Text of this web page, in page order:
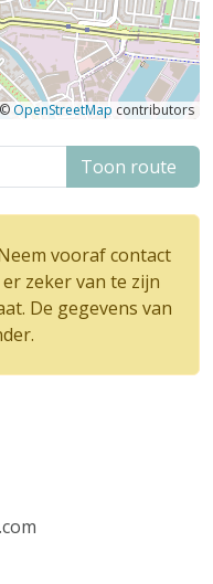
©OpenStreetMap contributors
Toon route
vooraf contact
zeker van te zijn
De gegevens van